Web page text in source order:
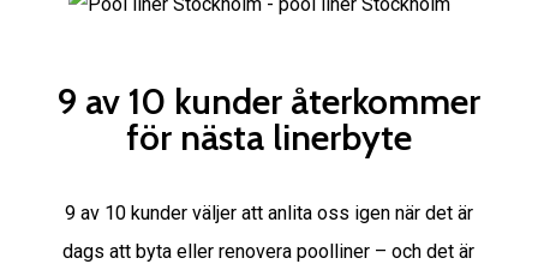
9 av 10 kunder återkommer
för nästa linerbyte
9 av 10 kunder väljer att anlita oss igen när det är
dags att byta eller renovera poolliner – och det är